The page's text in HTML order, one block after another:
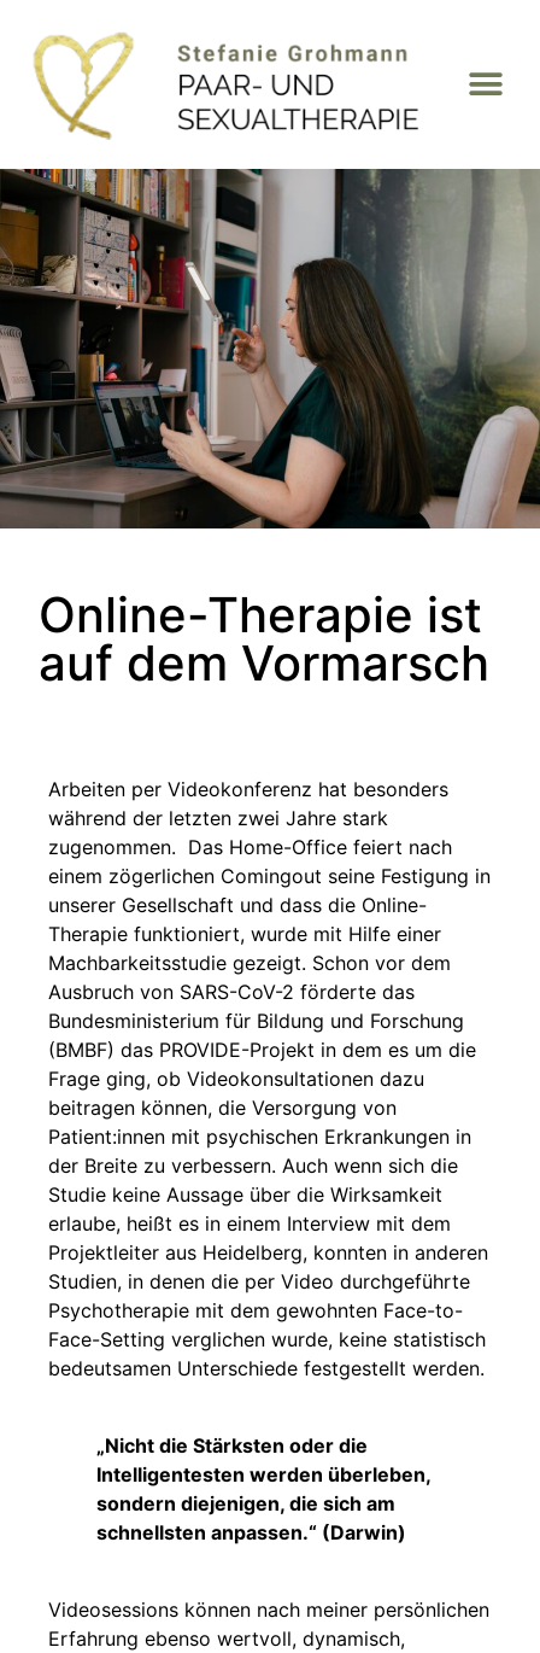
Online-Therapie ist
auf dem Vormarsch
Arbeiten per Videokonferenz hat besonders
während der letzten zwei Jahre stark
zugenommen. Das Home-Office feiert nach
einem zögerlichen Comingout seine Festigung in
unserer Gesellschaft und dass die Online-
Therapie funktioniert, wurde mit Hilfe einer
Machbarkeitsstudie gezeigt. Schon vor dem
Ausbruch von SARS-CoV-2 förderte das
Bundesministerium für Bildung und Forschung
(BMBF) das PROVIDE-Projekt in dem es um die
Frage ging, ob Videokonsultationen dazu
beitragen können, die Versorgung von
Patient:innen mit psychischen Erkrankungen in
der Breite zu verbessern. Auch wenn sich die
Studie keine Aussage über die Wirksamkeit
erlaube, heißt es in einem Interview mit dem
Projektleiter aus Heidelberg, konnten in anderen
Studien, in denen die per Video durchgeführte
Psychotherapie mit dem gewohnten Face-to-
Face-Setting verglichen wurde, keine statistisch
bedeutsamen Unterschiede festgestellt werden.
„Nicht die Stärksten oder die
Intelligentesten werden überleben,
sondern diejenigen, die sich am
schnellsten anpassen.“ (Darwin)
Videosessions können nach meiner persönlichen
Erfahrung ebenso wertvoll, dynamisch,